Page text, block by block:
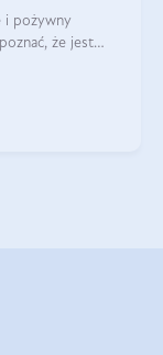
i pożywny
że jest